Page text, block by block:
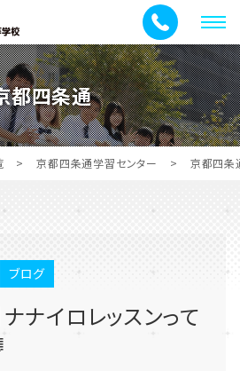
メ
ニ
ュ
ー
都四条通
> 京都四条通学習センター > 京都四条
ブログ
ナナイロレッスンって